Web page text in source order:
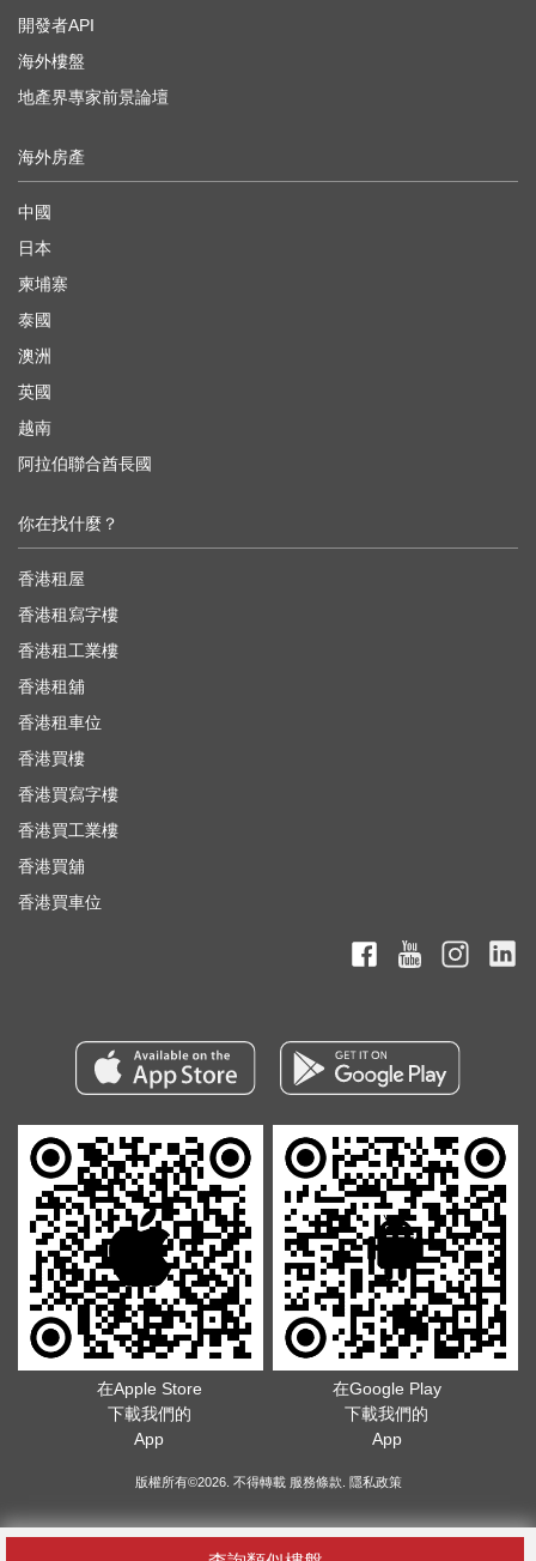
開發者API
海外樓盤
地產界專家前景論壇
海外房產
中國
日本
柬埔寨
泰國
澳洲
英國
越南
阿拉伯聯合酋長國
你在找什麼？
香港租屋
香港租寫字樓
香港租工業樓
香港租舖
香港租車位
香港買樓
香港買寫字樓
香港買工業樓
香港買舖
香港買車位
在Apple Store
下載我們的
App
在Google Play
下載我們的
App
版權所有©2026. 不得轉載 服務條款 隱私政策